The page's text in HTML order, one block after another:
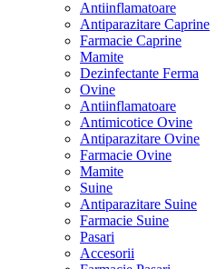
Antiinflamatoare
Antiparazitare Caprine
Farmacie Caprine
Mamite
Dezinfectante Ferma
Ovine
Antiinflamatoare
Antimicotice Ovine
Antiparazitare Ovine
Farmacie Ovine
Mamite
Suine
Antiparazitare Suine
Farmacie Suine
Pasari
Accesorii